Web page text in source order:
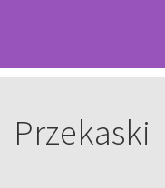
Przekaski